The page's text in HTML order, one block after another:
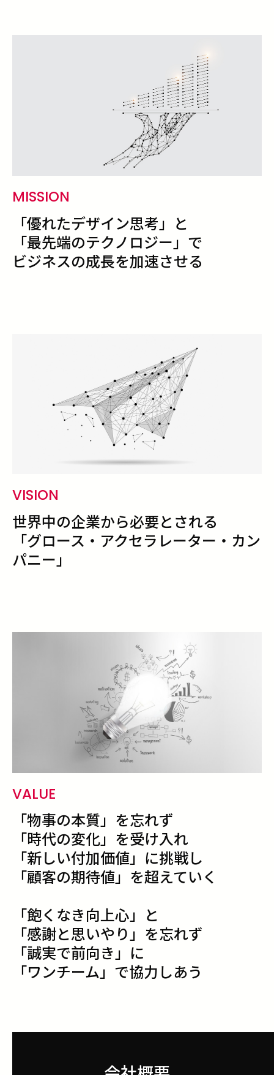
MISSION
「優れたデザイン思考」と
「最先端のテクノロジー」で
ビジネスの成長を加速させる
VISION
世界中の企業から必要とされる
「グロース・アクセラレーター・カン
パニー」
VALUE
「物事の本質」を忘れず
「時代の変化」を受け入れ
「新しい付加価値」に挑戦し
「顧客の期待値」を超えていく
「飽くなき向上心」と
「感謝と思いやり」を忘れず
「誠実で前向き」に
「ワンチーム」で協力しあう